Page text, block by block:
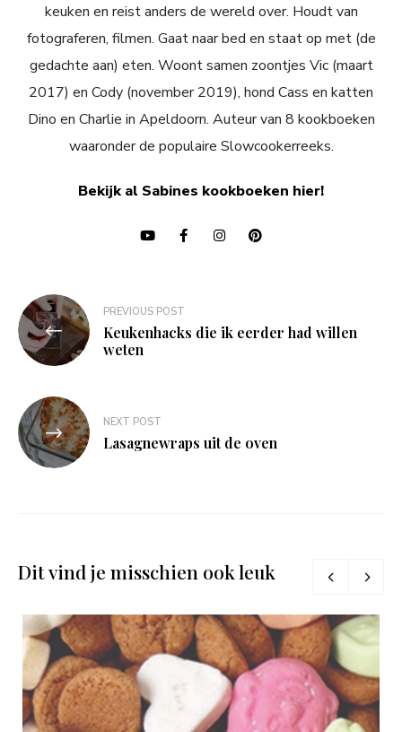
keuken en reist anders de wereld over. Houdt van
fotograferen, filmen. Gaat naar bed en staat op met (de
gedachte aan) eten. Woont samen zoontjes Vic (maart
2017) en Cody (november 2019), hond Cass en katten
Dino en Charlie in Apeldoorn. Auteur van 8 kookboeken
waaronder de populaire Slowcookerreeks.
Bekijk al Sabines kookboeken hier!
Bericht
navigatie
PREVIOUS POST
Keukenhacks die ik eerder had willen
weten
NEXT POST
Lasagnewraps uit de oven
Dit vind je misschien ook leuk